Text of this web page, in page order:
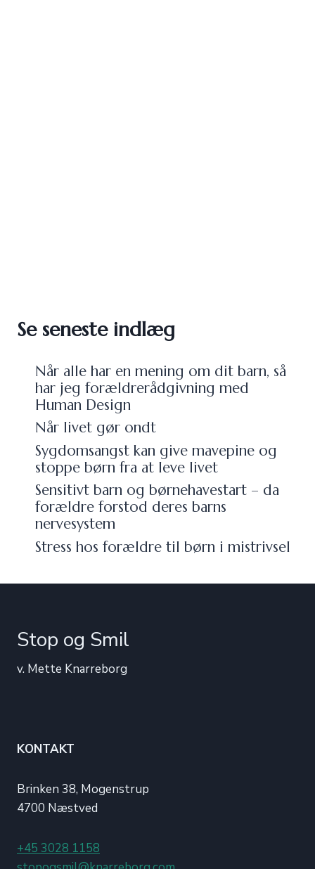
Se seneste indlæg
Når alle har en mening om dit barn, så
har jeg forældrerådgivning med
Human Design
Når livet gør ondt
Sygdomsangst kan give mavepine og
stoppe børn fra at leve livet
Sensitivt barn og børnehavestart – da
forældre forstod deres barns
nervesystem
Stress hos forældre til børn i mistrivsel
Stop og Smil
v. Mette Knarreborg
KONTAKT
Brinken 38, Mogenstrup
4700 Næstved
+45 3028 1158